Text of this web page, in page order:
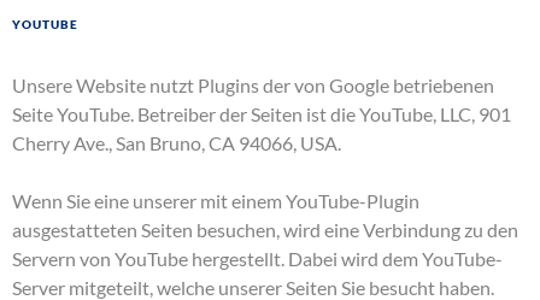
YouTube
Unsere Website nutzt Plugins der von Google betriebenen
Seite YouTube. Betreiber der Seiten ist die YouTube, LLC, 901
Cherry Ave., San Bruno, CA 94066, USA.
Wenn Sie eine unserer mit einem YouTube-Plugin
ausgestatteten Seiten besuchen, wird eine Verbindung zu den
Servern von YouTube hergestellt. Dabei wird dem YouTube-
Server mitgeteilt, welche unserer Seiten Sie besucht haben.